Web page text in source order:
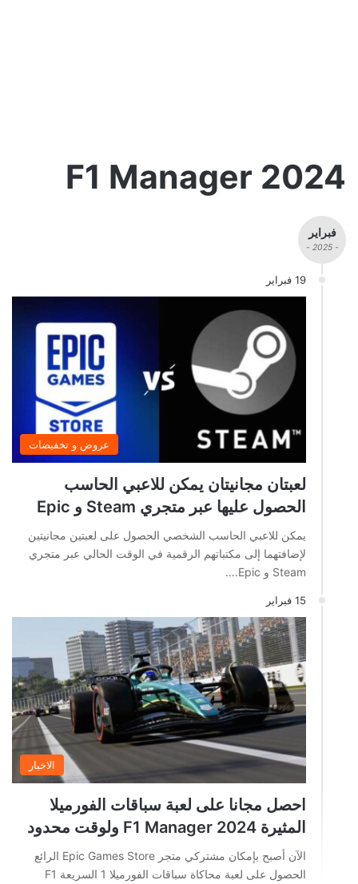
F1 Manager 2024
فبراير
- 2025 -
19 فبراير
عروض و تخفيضات
لعبتان مجانيتان يمكن للاعبي الحاسب
الحصول عليها عبر متجري Steam و Epic
يمكن للاعبي الحاسب الشخصي الحصول على لعبتين مجانيتين
لإضافتهما إلى مكتباتهم الرقمية في الوقت الحالي عبر متجري
Steam و Epic.…
15 فبراير
الاخبار
احصل مجانا على لعبة سباقات الفورميلا
المثيرة F1 Manager 2024 ولوقت محدود
الآن أصبح بإمكان مشتركي متجر Epic Games Store الرائع
الحصول على لعبة محاكاة سباقات الفورميلا 1 السريعة F1